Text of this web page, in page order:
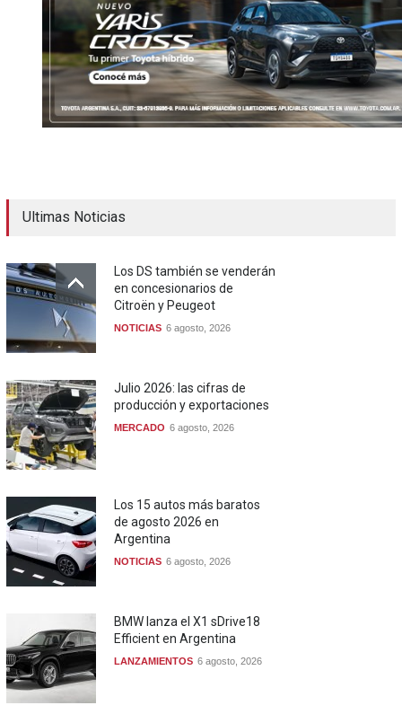
Ultimas Noticias
Los DS también se venderán
en concesionarios de
Citroën y Peugeot
NOTICIAS 6 agosto, 2026
Julio 2026: las cifras de
producción y exportaciones
MERCADO 6 agosto, 2026
Los 15 autos más baratos
de agosto 2026 en
Argentina
NOTICIAS 6 agosto, 2026
BMW lanza el X1 sDrive18
Efficient en Argentina
LANZAMIENTOS 6 agosto, 2026